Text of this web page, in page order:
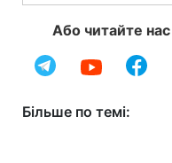
Або читайте
Більше по темі: